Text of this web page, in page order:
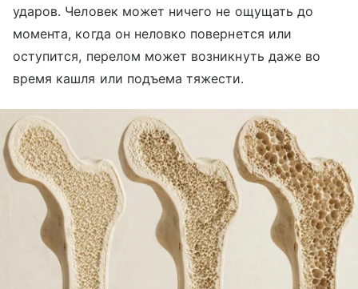
ударов. Человек может ничего не ощущать до
момента, когда он неловко повернется или
оступится, перелом может возникнуть даже во
время кашля или подъема тяжести.